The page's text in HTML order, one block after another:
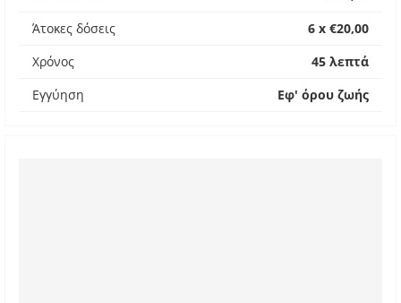
Άτοκες δόσεις
6 x €20,00
Χρόνος
45 λεπτά
Εγγύηση
Εφ' όρου ζωής